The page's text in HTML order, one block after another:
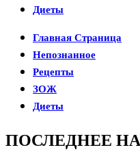
Диеты
Главная Страница
Непознанное
Рецепты
ЗОЖ
Диеты
ПОСЛЕДНЕЕ